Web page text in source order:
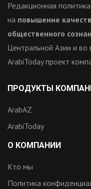
Редакционная политика
на повышение
общественного
Центральной Азии и во
ArabiToday проект
ПРОДУКТЫ
ArabAZ
ArabiToday
О КОМПАНИИ
Кто мы
Политика